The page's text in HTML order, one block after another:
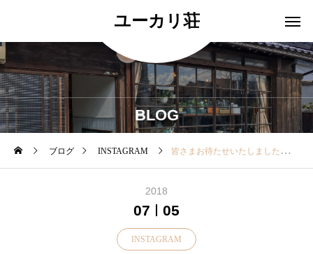
ユーカリ荘
BLOG
ブログ INSTAGRAM 皆さまお待たせいたしました！明日7/6金よりサマーセール開催いたします..殆どの商品が1点ものですのでお早めにお越しくださいませ！.▼一部、SALE除外品がございます▼ご了承くださいませ！..本日は18時まで営業中明日も11:00より皆さまのご来店おまちしております♡.#松江#島根#ユーカリ荘#yukarisou#古民家#セレクトショップ#雑貨#雑貨屋#サマーセール#summersale#セール#SALE#2018ss#お買い得
2018
07 05
INSTAGRAM